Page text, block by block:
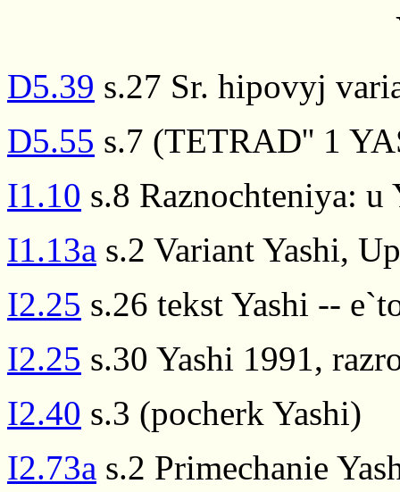
D5.39 s.27 Sr. hipovyj
D5.55 s.7 (TETRAD'' 1
I1.10 s.8 Raznochteniya: u
I1.13a s.2 Variant Yashi,
I2.25 s.26 tekst Yashi --
I2.25 s.30 Yashi 1991,
I2.40 s.3 (pocherk Yashi)
I2.73a s.2 Primechanie